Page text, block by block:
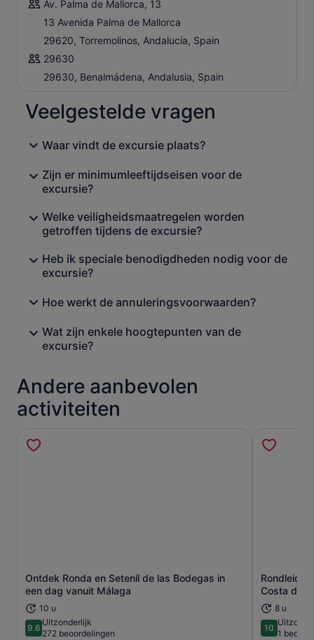
Av. Palma de Mallorca, 13
13 Avenida Palma de Mallorca
29620, Torremolinos, Andalucía, Spain
29630
29630, Benalmádena, Andalusia, Spain
Veelgestelde vragen
Waar vindt de excursie plaats?
Zijn er minimumleeftijdseisen voor de
excursie?
Welke veiligheidsmaatregelen worden
getroffen tijdens de excursie?
Heb ik speciale benodigdheden nodig voor de
excursie?
Hoe werkt de annuleringsvoorwaarden?
Wat zijn enkele hoogtepunten van de
excursie?
Andere aanbevolen
activiteiten
Ontdek Ronda en Setenil de las Bodegas in
een dag vanuit Málaga
10 u
9.69.6 van 10
Uitzonderlijk
272 beoordelingen
Costa del
8 u
1010 van 10
1